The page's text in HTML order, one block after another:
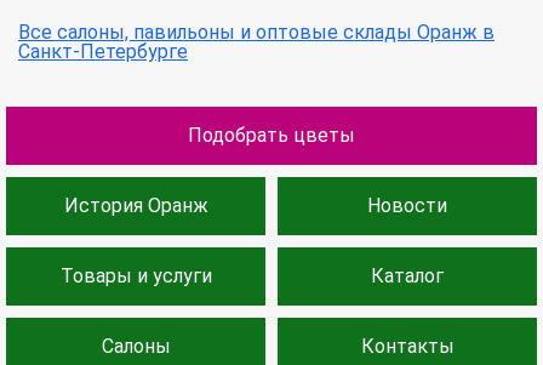
Все салоны, павильоны и оптовые склады Оранж в
Санкт-Петербурге
Подобрать цветы
История Оранж Новости
Товары и услуги Каталог
Салоны Контакты